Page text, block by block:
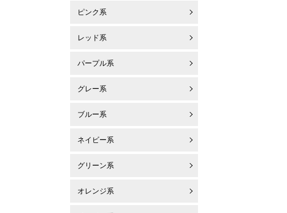
ピンク系
レッド系
パープル系
グレー系
ブルー系
ネイビー系
グリーン系
オレンジ系